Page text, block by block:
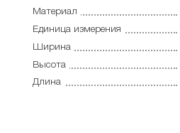
Материал
Единица измерения
Ширина
Высота
Длина